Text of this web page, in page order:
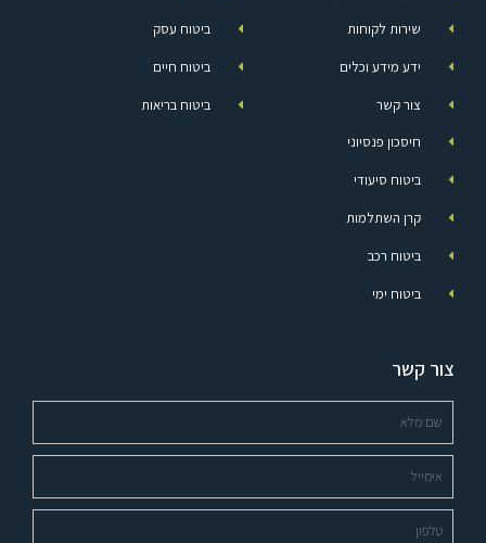
שירות לקוחות
ידע מידע וכלים
צור קשר
ביטוח עסק
ביטוח חיים
ביטוח בריאות
חיסכון פנסיוני
ביטוח סיעודי
קרן השתלמות
ביטוח רכב
ביטוח ימי
צור קשר